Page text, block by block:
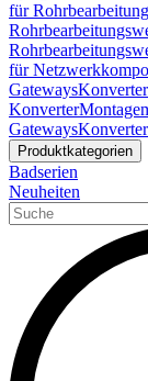
für
für
GatewaysKonverter
Konverter
GatewaysKonverter
Produktkategorien
Badserien
Neuheiten